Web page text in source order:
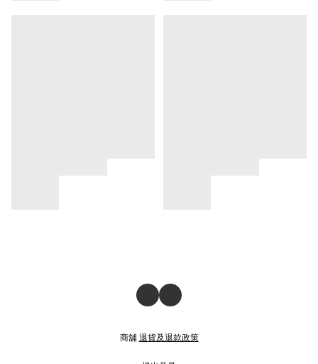
商舖 退貨及退款政策